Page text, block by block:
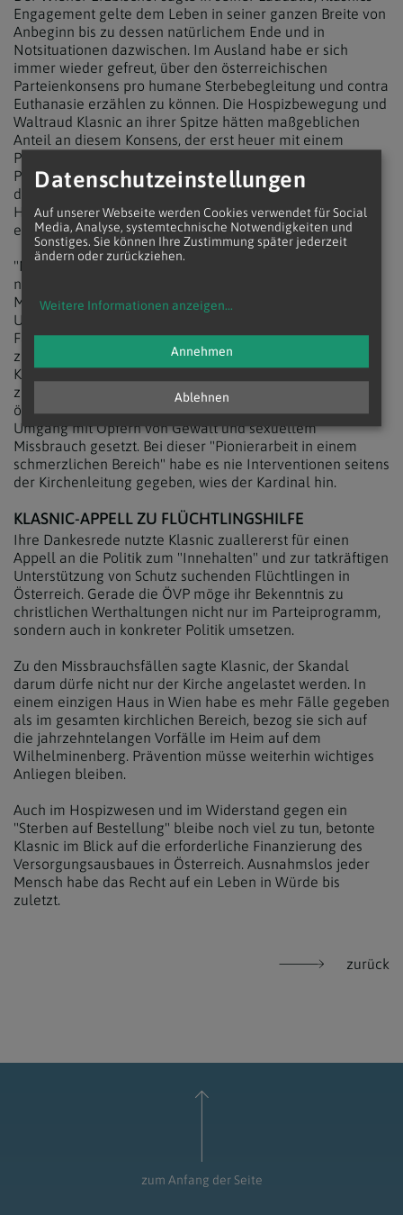
Engagement gelte dem Leben in seiner ganzen Breite von
Anbeginn bis zu dessen natürlichem Ende und in
Notsituationen dazwischen. Im Ausland habe er sich
immer wieder gefreut, über den österreichischen
Parteienkonsens pro humane Sterbebegleitung und contra
Euthanasie erzählen zu können. Die Hospizbewegung und
Waltraud Klasnic an ihrer Spitze hätten maßgeblichen
Anteil an diesem Konsens, der erst heuer mit einem
Parlamentsbeschluss über den Ausbau der Hospiz- und
Palliativversorgung bekräftigt wurde. In Graz habe sie
dazu beigetragen, im Spital der Elisabethinen das erste
Hospiz für Obdachlose in Österreich einzurichten,
ergänzte Schönborn.
"Nie vergessen" werde er Klasnics spontane Zusage, bei
notwendigen Konsequenzen aus dem kirchlichen
Missbrauchsskandal mitzuwirken. Ihren Bedingungen -
Unabhängigkeit und freie Auswahl von anerkannten
Fachleuten für die Kommission - habe er "dankbar
zugestimmt", so Schönborn. Das Gremium habe unter
Klasnics Führung, die Hilfsbereitschaft, kritische Loyalität
zur Kirche und politische Klugheit umfasst habe,
österreichweit und auch international hohe Standards im
Umgang mit Opfern von Gewalt und sexuellem
Missbrauch gesetzt. Bei dieser "Pionierarbeit in einem
schmerzlichen Bereich" habe es nie Interventionen seitens
der Kirchenleitung gegeben, wies der Kardinal hin.
KLASNIC-APPELL ZU FLÜCHTLINGSHILFE
Ihre Dankesrede nutzte Klasnic zuallererst für einen
Appell an die Politik zum "Innehalten" und zur tatkräftigen
Unterstützung von Schutz suchenden Flüchtlingen in
Österreich. Gerade die ÖVP möge ihr Bekenntnis zu
christlichen Werthaltungen nicht nur im Parteiprogramm,
sondern auch in konkreter Politik umsetzen.
Zu den Missbrauchsfällen sagte Klasnic, der Skandal
darum dürfe nicht nur der Kirche angelastet werden. In
einem einzigen Haus in Wien habe es mehr Fälle gegeben
als im gesamten kirchlichen Bereich, bezog sie sich auf
die jahrzehntelangen Vorfälle im Heim auf dem
Wilhelminenberg. Prävention müsse weiterhin wichtiges
Anliegen bleiben.
Auch im Hospizwesen und im Widerstand gegen ein
"Sterben auf Bestellung" bleibe noch viel zu tun, betonte
Klasnic im Blick auf die erforderliche Finanzierung des
Versorgungsausbaues in Österreich. Ausnahmslos jeder
Mensch habe das Recht auf ein Leben in Würde bis
zuletzt.
zurück
zum Anfang der Seite
Datenschutzeinstellungen
Auf unserer Webseite werden Cookies verwendet für Social
Media, Analyse, systemtechnische Notwendigkeiten und
Sonstiges. Sie können Ihre Zustimmung später jederzeit
ändern oder zurückziehen.
Weitere Informationen anzeigen...
Ablehnen
Annehmen